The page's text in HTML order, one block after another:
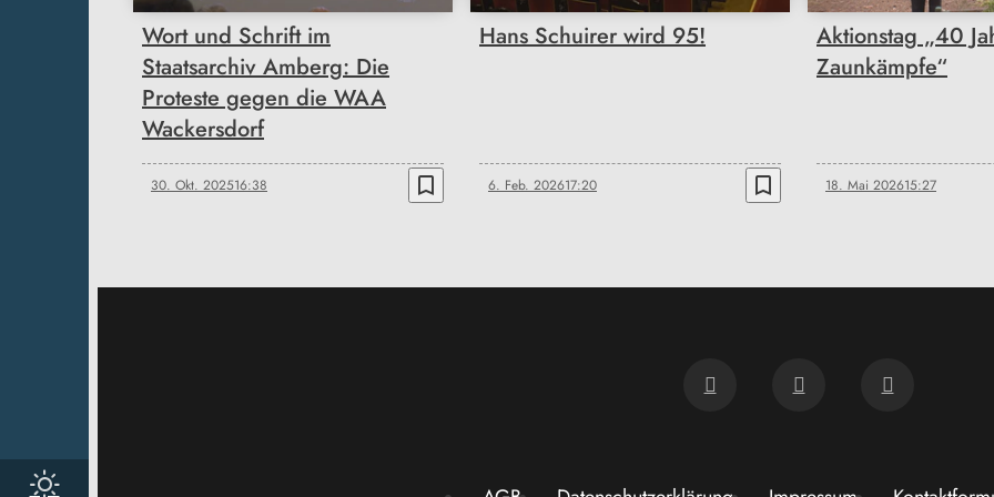
Wort und Schrift im
Staatsarchiv Amberg: Die
Proteste gegen die WAA
Wackersdorf
30. Okt. 202516:38 bookmark_border
Hans Schuirer wird 95!
6. Feb. 202617:20 bookmark_border
Aktionstag „40
Zaunkämpfe“
18. Mai 202615:27